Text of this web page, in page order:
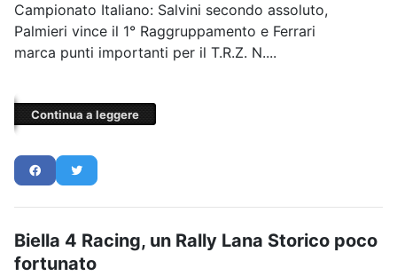
Campionato Italiano: Salvini secondo assoluto,
Palmieri vince il 1° Raggruppamento e Ferrari
marca punti importanti per il T.R.Z. N....
Continua a leggere
Biella 4 Racing, un Rally Lana Storico poco
fortunato